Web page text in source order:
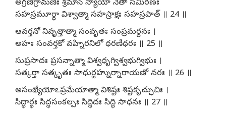
అగ్రణీగ్రామణీః శ్రీమాన్ న్యాయో నేతా సమీరణః
సహస్రమూర్ధా విశ్వాత్మా సహస్రాక్షః సహస్రపాత్ ॥ 24 ॥
ఆవర్తనో నివృత్తాత్మా సంవృతః సంప్రమర్దనః ।
అహః సంవర్తకో వహ్నిరనిలో ధరణీధరః ॥ 25 ॥
సుప్రసాదః ప్రసన్నాత్మా విశ్వధృగ్విశ్వభుగ్విభుః ।
సత్కర్తా సత్కృతః సాధుర్జహ్నుర్నారాయణో నరః ॥ 26 ॥
అసంఖ్యేయోఽప్రమేయాత్మా విశిష్టః శిష్టకృచ్ఛుచిః ।
సిద్ధార్థః సిద్ధసంకల్పః సిద్ధిదః సిద్ధి సాధనః ॥ 27 ॥